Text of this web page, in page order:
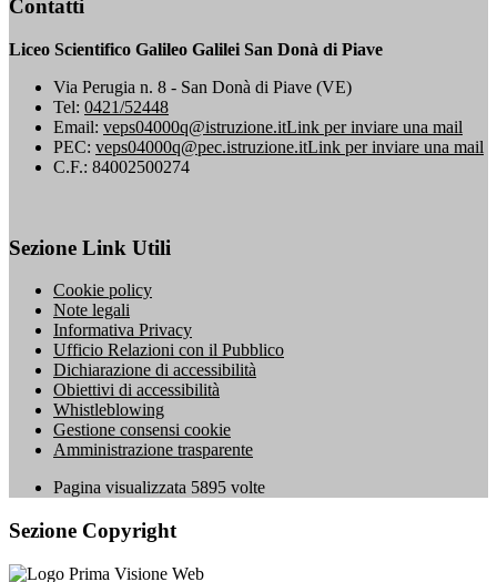
Contatti
Liceo Scientifico Galileo Galilei San Donà di Piave
Via Perugia n. 8 - San Donà di Piave (VE)
Tel: 0421/52448
Email: veps04000q@istruzione.itLink per inviare una mail
PEC: veps04000q@pec.istruzione.itLink per inviare una mail
C.F.: 84002500274
Sezione Link Utili
Cookie policy
Note legali
Informativa Privacy
Ufficio Relazioni con il Pubblico
Dichiarazione di accessibilità
Obiettivi di accessibilità
Whistleblowing
Gestione consensi cookie
Amministrazione trasparente
Pagina visualizzata 5895 volte
Sezione Copyright